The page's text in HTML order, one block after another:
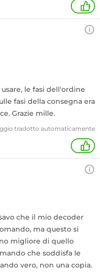
+
le fasi dell'ordine
fasi della consegna era
Grazie mille.
tradotto automaticamente
+
che il mio decoder
ma questo si
migliore di quello
che soddisfa le
vero, non una copia.